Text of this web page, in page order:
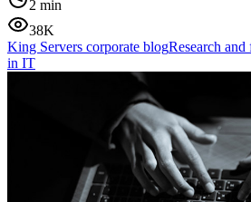
2 min
38K
King Servers corporate blogResearch
in IT